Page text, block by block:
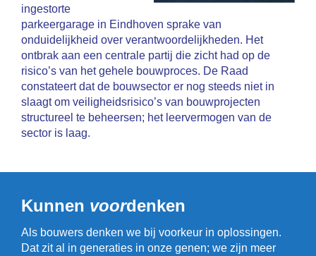
ingestorte
parkeergarage in Eindhoven sprake van
onduidelijkheid over verantwoordelijkheden. Het
ontbrak aan een centrale partij die zicht had op de
risico’s van het gehele bouwproces. De Raad
constateert dat de bouwsector er nog steeds niet in
slaagt om veiligheidsrisico’s van bouwprojecten
structureel te beheersen; het leervermogen van de
sector is laag.
Kunnen voordenken
Als bouwers denken we bij voorkeur in oplossingen.
Dat zit al in generaties in onze genen; we zijn meer